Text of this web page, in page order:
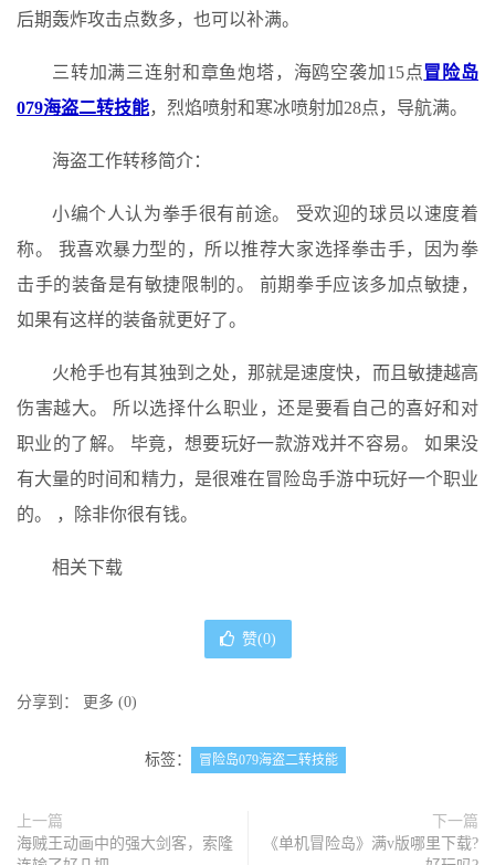
后期轰炸攻击点数多，也可以补满。
三转加满三连射和章鱼炮塔，海鸥空袭加15点冒险岛
079海盗二转技能，烈焰喷射和寒冰喷射加28点，导航满。
海盗工作转移简介：
小编个人认为拳手很有前途。 受欢迎的球员以速度着
称。 我喜欢暴力型的，所以推荐大家选择拳击手，因为拳
击手的装备是有敏捷限制的。 前期拳手应该多加点敏捷，
如果有这样的装备就更好了。
火枪手也有其独到之处，那就是速度快，而且敏捷越高
伤害越大。 所以选择什么职业，还是要看自己的喜好和对
职业的了解。 毕竟，想要玩好一款游戏并不容易。 如果没
有大量的时间和精力，是很难在冒险岛手游中玩好一个职业
的。 ，除非你很有钱。
相关下载
赞(0)
分享到： 更多 (0)
标签： 冒险岛079海盗二转技能
上一篇
海贼王动画中的强大剑客，索隆
下一篇
《单机冒险岛》满v版哪里下载?